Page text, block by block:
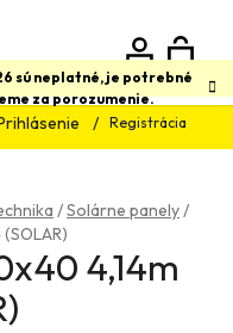
sú neplatné, je potrebné
za porozumenie.
Registrácia
Hľadať
/Solárne panely/
4,14m